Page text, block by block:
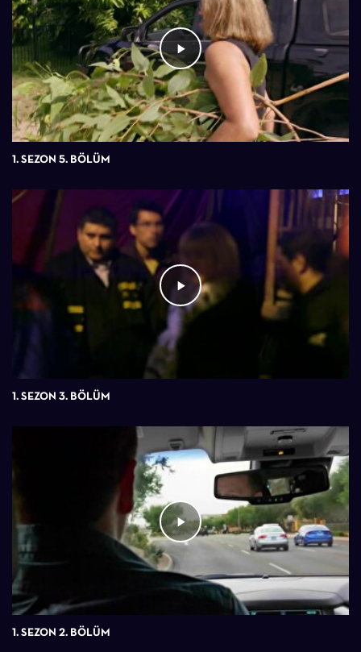
1. SEZON 5. BÖLÜM
1. SEZON 3. BÖLÜM
1. SEZON 2. BÖLÜM